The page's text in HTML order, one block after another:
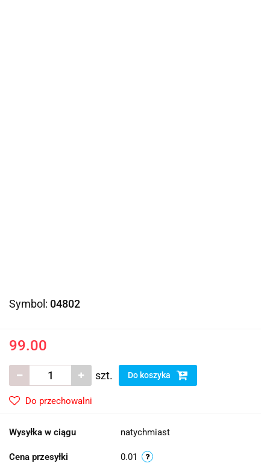
Symbol: 04802
99.00
szt. Do koszyka
Do przechowalni
Wysyłka w ciągu natychmiast
Cena przesyłki 0.01